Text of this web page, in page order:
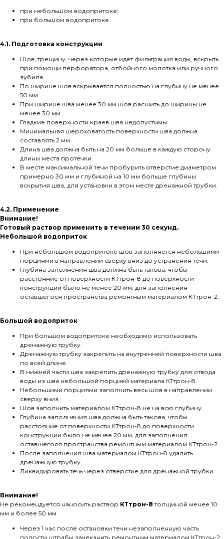
при небольшом водопритоке;
при большом водопритоке.
4.1. Подготовка конструкции
Шов, трещину, через которые идет фильтрация воды, вскрыть
при помощи перфоратора, отбойного молотка или ручного
зубила.
По ширине шов вскрывается полностью на глубину не менее
50 мм.
При ширине шва менее 30 мм шов расшить до ширины не
менее 30 мм.
Гладкие поверхности краев шва недопустимы.
Минимальная шероховатость поверхности шва должна
составлять 2 мм.
Длина шва должна быть на 20 мм больше в каждую сторону
длины места протечки.
В месте максимальной течи пробурить отверстие диаметром
примерно 30 мм и глубиной на 10 мм больше глубины
вскрытия шва, для установки в этом месте дренажной трубки.
4.2. Применение
Внимание!
Готовый раствор применить в течении 30 секунд.
Небольшой водоприток
При небольшом водопритоке шов заполняется небольшими
порциями в направлении сверху вниз до устранения течи.
Глубина заполнения шва должна быть такова, чтобы
расстояние от поверхности КТтрон-8 до поверхности
конструкции было не менее 20 мм, для заполнения
оставшегося пространства ремонтным материалом КТтрон-2.
Большой водоприток
При большом водопритоке необходимо использовать
дренажную трубку.
Дренажную трубку закрепить на внутренней поверхности шва
по всей длине.
В нижней части шва закрепить дренажную трубку для отвода
воды из шва небольшой порцией материала КТтрон-8.
Небольшими порциями заполнить весь шов в направлении
сверху вниз.
Шов заполнить материалом КТтрон-8 не на всю глубину.
Глубина заполнения шва должна быть такова, чтобы
расстояние от поверхности КТтрон-8 до поверхности
конструкции было не менее 20 мм, для заполнения
оставшегося пространства ремонтным материалом КТтрон-2.
После заполнения шва материалом КТтрон-8 удалить
дренажную трубку.
Ликвидировать течь через отверстие для дренажной трубки.
Внимание!
Не рекомендуется наносить раствор КТтрон-8 толщиной менее 10
мм и более 50 мм.
Через 1 час после остановки течи незаполненную часть
полости штрабы зачеканить ремонтным материалом КТтрон-2.